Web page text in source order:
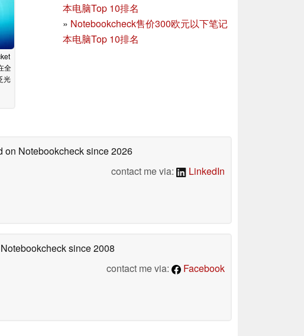
本电脑Top 10排名
» Notebookcheck售价300欧元以下笔记
本电脑Top 10排名
全
光
on Notebookchecksince 2026
contact me via:
LinkedIn
since 2008
contact me via:
Facebook